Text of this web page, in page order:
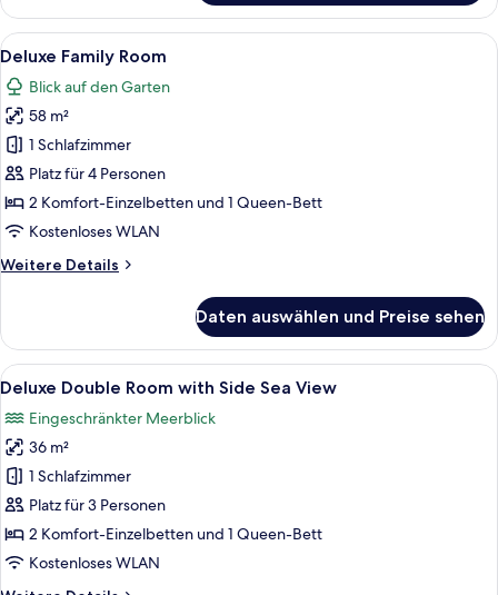
Double
Pool
View
Alle
Fotos
für
Deluxe
Family
Room
anzeigen
Ein Hotelzimmer mit einem Bett,
5
Deluxe Family Room
Blick auf den Garten
58 m²
1 Schlafzimmer
Platz für 4 Personen
2 Komfort-Einzelbetten und 1 Queen-Bett
Kostenloses WLAN
Weitere Details
Weitere
Family
Room
Daten auswählen und Preise sehen
Alle
Fotos
für
Deluxe
Double
Room
with
Side
Ein Hotelzimmer mit einem großen
5
Deluxe Double Room with Side Sea View
Eingeschränkter Meerblick
36 m²
1 Schlafzimmer
Platz für 3 Personen
2 Komfort-Einzelbetten und 1 Queen-Bett
Kostenloses WLAN